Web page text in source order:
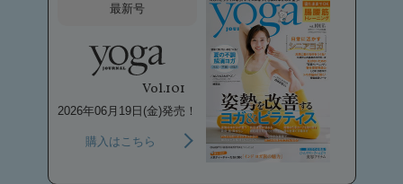
最新号
Vol.101
2026年06月19日(金)発売！
購入はこちら